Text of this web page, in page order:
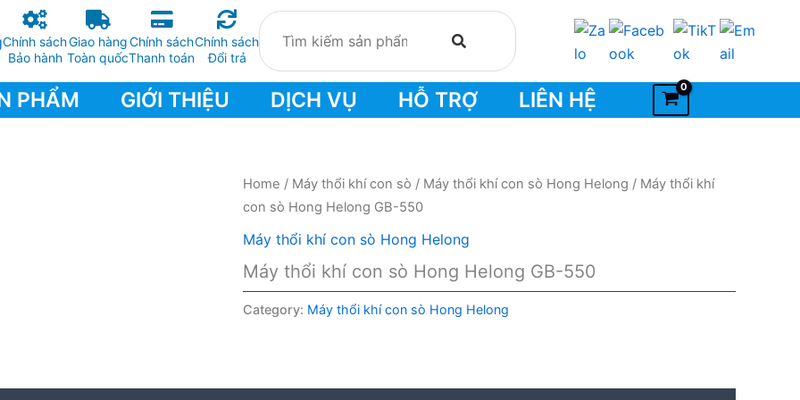
Chính sách
Bảo hành
Giao hàng
Toàn quốc
Chính sách
Thanh toán
Chính sách
Đổi trả
PHẨM GIỚI THIỆU DỊCH VỤ HỖ TRỢ LIÊN HỆ
Home / Máy thổi khí con sò / Máy thổi khí con sò Hong Helong / Máy thổi khí
con sò Hong Helong GB-550
Máy thổi khí con sò Hong Helong
Máy thổi khí con sò Hong Helong GB-550
Category: Máy thổi khí con sò Hong Helong